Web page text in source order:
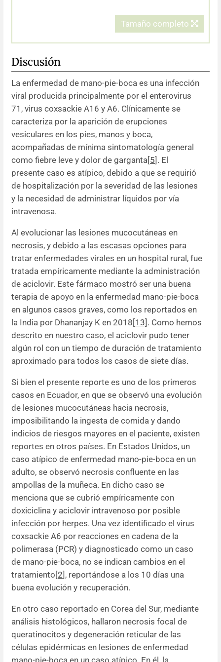
Tamaño completo
Discusión
La enfermedad de mano-pie-boca es una infección
viral producida principalmente por el enterovirus
71, virus coxsackie A16 y A6. Clínicamente se
caracteriza por la aparición de erupciones
vesiculares en los pies, manos y boca,
acompañadas de mínima sintomatología general
como fiebre leve y dolor de garganta[5]. El
presente caso es atípico, debido a que se requirió
de hospitalización por la severidad de las lesiones
y la necesidad de administrar líquidos por vía
intravenosa.
Al evolucionar las lesiones mucocutáneas en
necrosis, y debido a las escasas opciones para
tratar enfermedades virales en un hospital rural, fue
tratada empíricamente mediante la administración
de aciclovir. Este fármaco mostró ser una buena
terapia de apoyo en la enfermedad mano-pie-boca
en algunos casos graves, como los reportados en
la India por Dhananjay K en 2018[13]. Como hemos
descrito en nuestro caso, el aciclovir pudo tener
algún rol con un tiempo de duración de tratamiento
aproximado para todos los casos de siete días.
Si bien el presente reporte es uno de los primeros
casos en Ecuador, en que se observó una evolución
de lesiones mucocutáneas hacia necrosis,
imposibilitando la ingesta de comida y dando
indicios de riesgos mayores en el paciente, existen
reportes en otros países. En Estados Unidos, un
caso atípico de enfermedad mano-pie-boca en un
adulto, se observó necrosis confluente en las
ampollas de la muñeca. En dicho caso se
menciona que se cubrió empíricamente con
doxiciclina y aciclovir intravenoso por posible
infección por herpes. Una vez identificado el virus
coxsackie A6 por reacciones en cadena de la
polimerasa (PCR) y diagnosticado como un caso
de mano-pie-boca, no se indican cambios en el
tratamiento[2], reportándose a los 10 días una
buena evolución y recuperación.
En otro caso reportado en Corea del Sur, mediante
análisis histológicos, hallaron necrosis focal de
queratinocitos y degeneración reticular de las
células epidérmicas en lesiones de enfermedad
mano-pie-boca en un caso atípico. En él, la